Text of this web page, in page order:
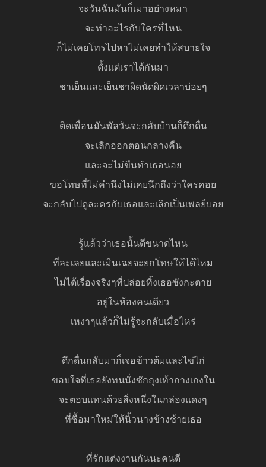
จะวันฉันมันก็เมาอย่างหมา
จะทำอะไรกับใครที่ไหน
ก็ไม่เคยโทรไปหาไม่เคยทำให้สบายใจ
ตั้งแต่เราได้กันมา
ชาเย็นและเย็นชาผิดนัดผิดเวลาบ่อยๆ
ติดเพื่อนมันพัลวันจะกลับบ้านก็ดึกดื่น
จะเลิกออกตอนกลางคืน
และจะไม่ขืนทำเธอนอย
ขอโทษที่ไม่คำนึงไม่เคยนึกถึงว่าใครคอย
จะกลับไปดูละครกับเธอและเลิกเป็นเพลย์บอย
รู้แล้วว่าเธอนั้นดีขนาดไหน
ที่ละเลยและเมินเฉยจะยกโทษให้ได้ไหม
ไม่ได้เรื่องจริงๆที่ปล่อยทิ้งเธอซังกะตาย
อยู่ในห้องคนเดียว
เหงาๆแล้วก็ไม่รู้จะกลับเมื่อไหร่
ดึกดื่นกลับมาก็เจอข้าวต้มและไข่ไก่
ขอบใจที่เธอยังทนนั่งซักถุงเท้ากางเกงใน
จะตอบแทนด้วยสิ่งหนึ่งในกล่องแดงๆ
ที่ซื้อมาใหม่ให้นิ้วนางข้างซ้ายเธอ
ที่รักแต่งงานกันนะคนดี